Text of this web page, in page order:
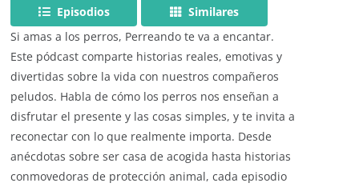
Episodios
Similares
Si amas a los perros, Perreando te va a encantar.
Este pódcast comparte historias reales, emotivas y
divertidas sobre la vida con nuestros compañeros
peludos. Habla de cómo los perros nos enseñan a
disfrutar el presente y las cosas simples, y te invita a
reconectar con lo que realmente importa. Desde
anécdotas sobre ser casa de acogida hasta historias
conmovedoras de protección animal, cada episodio